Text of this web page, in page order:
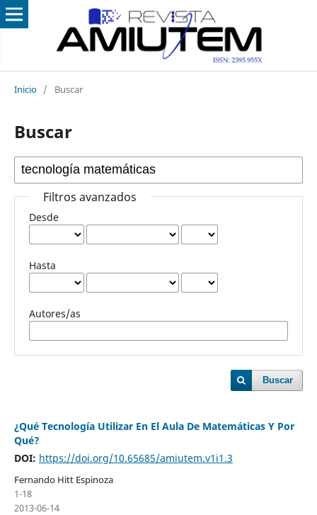
Inicio / Buscar
Buscar
Filtros avanzados
Desde
Hasta
Autores/as
Buscar
¿Qué Tecnología Utilizar En El Aula De Matemáticas Y Por
Qué?
DOI: https://doi.org/10.65685/amiutem.v1i1.3
Fernando Hitt Espinoza
1-18
2013-06-14